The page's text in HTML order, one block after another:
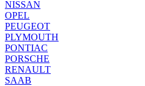
NISSAN
OPEL
PEUGEOT
PLYMOUTH
PONTIAC
PORSCHE
RENAULT
SAAB